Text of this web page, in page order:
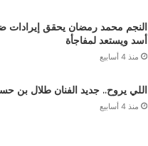
النجم محمد رمضان يحقق إيرادات
أسد ويستعد لمفاجأة
منذ 4 أسابيع
اللي يروح.. جديد الفنان طلال بن
منذ 4 أسابيع